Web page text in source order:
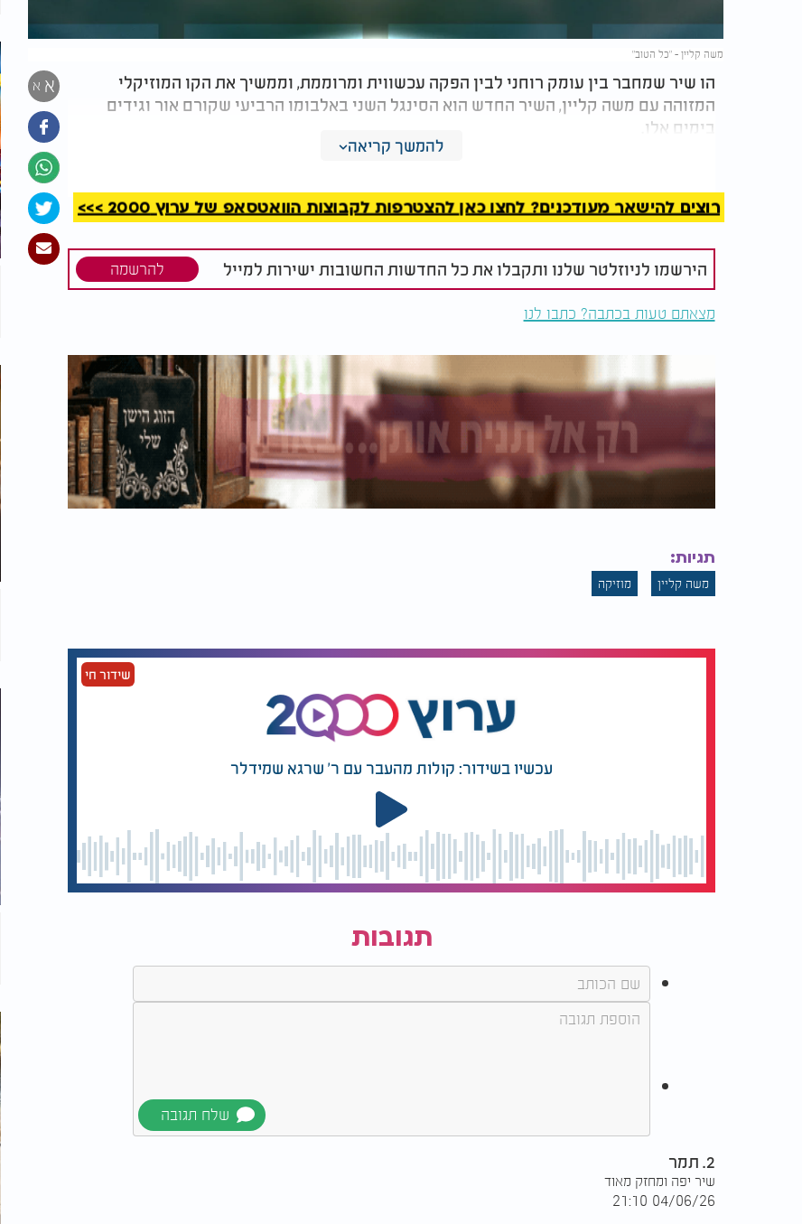
משה קליין - "כל הטוב"
א א
הו שיר שמחבר בין עומק רוחני לבין הפקה עכשווית ומרוממת, וממשיך את הקו המוזיקלי
המזוהה עם משה קליין, השיר החדש הוא הסינגל השני באלבומו הרביעי שקורם אור וגידים
בימים אלו.
להמשך קריאה
רוצים להישאר מעודכנים? לחצו כאן להצטרפות לקבוצות הוואטסאפ של ערוץ 2000 >>>
הירשמו לניוזלטר שלנו ותקבלו את כל החדשות החשובות ישירות למייל להרשמה
מצאתם טעות בכתבה? כתבו לנו
תגיות:
משה קליין מוזיקה
שידור חי
עכשיו בשידור: קולות מהעבר עם ר' שרגא שמידלר
תגובות
2. תמר
שיר יפה ומחזק מאוד
04/06/26 21:10